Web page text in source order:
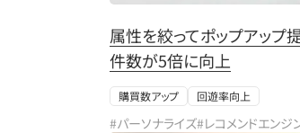
属性を絞ってポップアップ
件数が5倍に向上
購買数アップ 回遊率向上
#パーソナライズ#レコメンドエンジ